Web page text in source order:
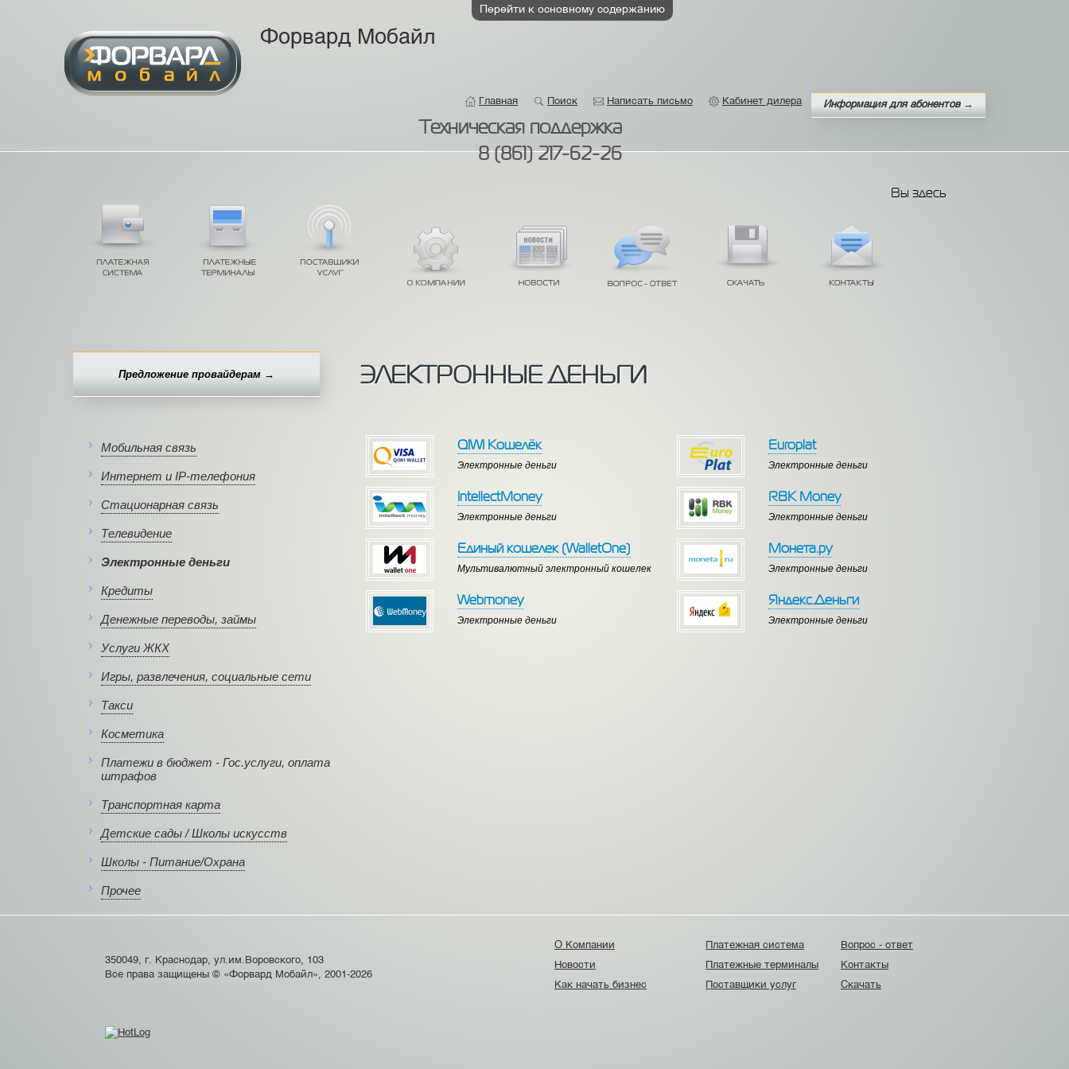
Перейти к основному содержанию
Форвард Мобайл
Главная Поиск Написать письмо Кабинет дилера Информация для абонентов →
Техническая поддержка
8 (861) 217-62-26
Вы здесь
Предложение провайдерам →
Мобильная связь
Интернет и IP-телефония
Стационарная связь
Телевидение
Электронные деньги
Кредиты
Денежные переводы, займы
Услуги ЖКХ
Игры, развлечения, социальные сети
Такси
Косметика
Платежи в бюджет - Гос.услуги, оплата
штрафов
Транспортная карта
Детские сады / Школы искусств
Школы - Питание/Охрана
Прочее
ЭЛЕКТРОННЫЕ ДЕНЬГИ
QIWI Кошелёк
Электронные деньги
Europlat
Электронные деньги
IntellectMoney
Электронные деньги
RBK Money
Электронные деньги
Единый кошелек (WalletOne)
Мультивалютный электронный кошелек
Монета.ру
Электронные деньги
Webmoney
Электронные деньги
Яндекс.Деньги
Электронные деньги
350049, г. Краснодар, ул.им.Воровского, 103
Все права защищены © «Форвард Мобайл», 2001-2026
О Компании
Новости
Как начать бизнес
Платежная система
Платежные терминалы
Поставщики услуг
Вопрос - ответ
Контакты
Скачать